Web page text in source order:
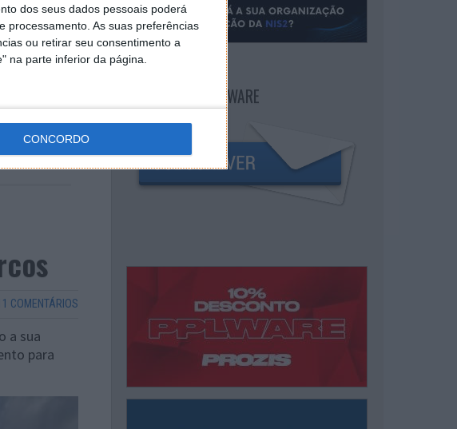
dos seus dados pessoais poderá
processamento. As suas preferências
ou retirar seu consentimento a
na parte inferior da página.
CONCORDO
COMENTÁRIOS
a sua
para
NEWSLETTER PPLWARE